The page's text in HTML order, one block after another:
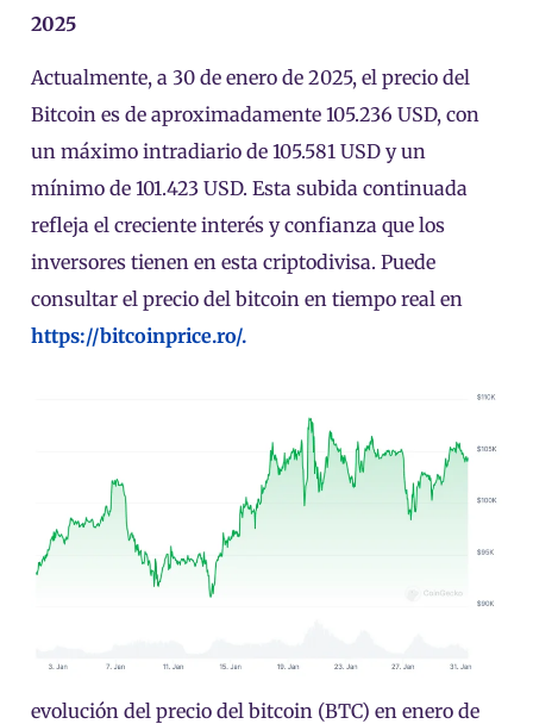
2025
Actualmente, a 30 de enero de 2025, el precio del
Bitcoin es de aproximadamente 105.236 USD, con
un máximo intradiario de 105.581 USD y un
mínimo de 101.423 USD. Esta subida continuada
refleja el creciente interés y confianza que los
inversores tienen en esta criptodivisa. Puede
consultar el precio del bitcoin en tiempo real en
https://bitcoinprice.ro/.
evolución del precio del bitcoin (BTC) en enero de